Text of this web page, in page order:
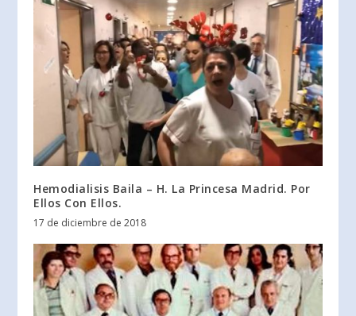
Hemodialisis Baila – H. La Princesa Madrid. Por
Ellos Con Ellos.
17 de diciembre de 2018